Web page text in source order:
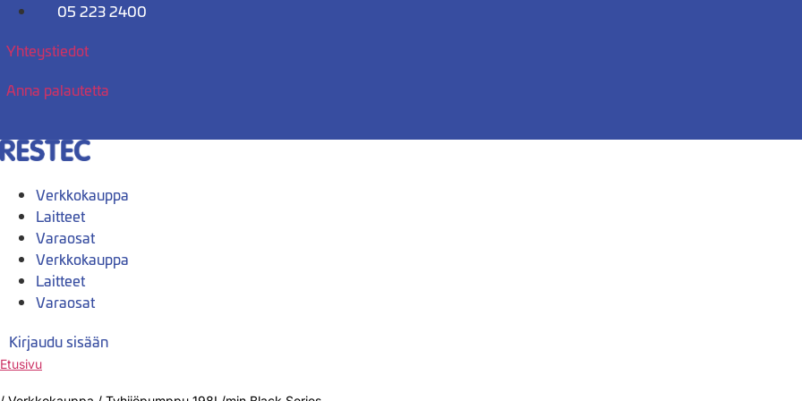
Mene
05 223 2400
Yhteystiedot
Anna palautetta
Verkkokauppa
Laitteet
Varaosat
Verkkokauppa
Laitteet
Varaosat
Kirjaudu sisään
Etusivu